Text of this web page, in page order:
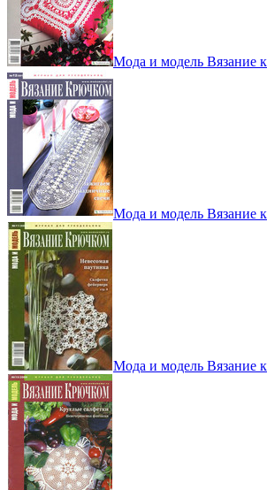
Мода и модель Вязание
Мода и модель Вязание
Мода и модель Вязание